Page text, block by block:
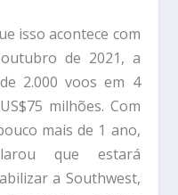
isso acontece com
de 2021, a
2.000 voos em 4
milhões. Com
mais de 1 ano,
que estará
a Southwest,